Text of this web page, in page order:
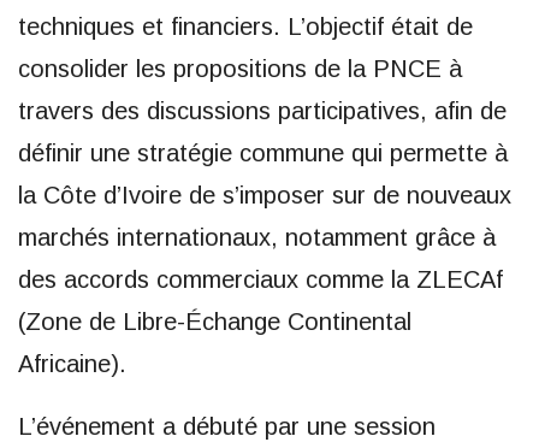
techniques et financiers. L’objectif était de
consolider les propositions de la PNCE à
travers des discussions participatives, afin de
définir une stratégie commune qui permette à
la Côte d’Ivoire de s’imposer sur de nouveaux
marchés internationaux, notamment grâce à
des accords commerciaux comme la ZLECAf
(Zone de Libre-Échange Continental
Africaine).
L’événement a débuté par une session